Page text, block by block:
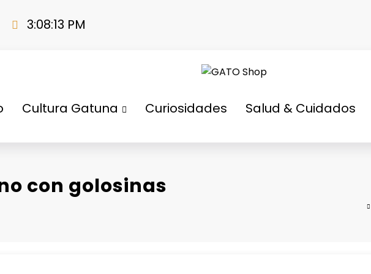
3:08:14 PM
Cultura Gatuna Curiosidades Salud & Cuidados
con golosinas